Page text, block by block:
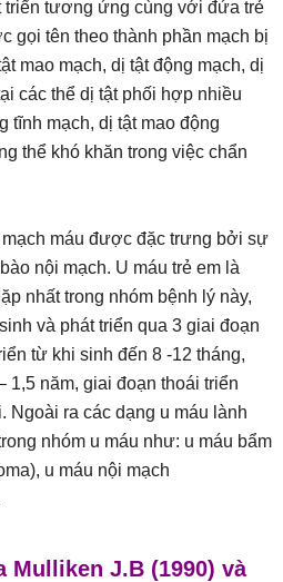
triển tương ứng cùng với đứa trẻ
gọi tên theo thành phần mạch bị
mao mạch, dị tật động mạch, dị
các thể dị tật phối hợp nhiều
tĩnh mạch, dị tật mao động
thể khó khăn trong việc chẩn
máu được đặc trưng bởi sự
nội mạch. U máu trẻ em là
nhất trong nhóm bệnh lý này,
và phát triển qua 3 giai đoạn
từ khi sinh đến 8 -12 tháng,
1,5 năm, giai đoạn thoái triển
Ngoài ra các dạng u máu lành
nhóm u máu như: u máu bẩm
u máu nội mạch
Mulliken J.B (1990) và